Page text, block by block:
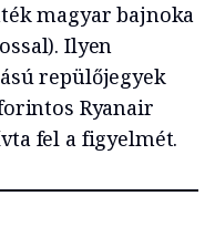
magyar bajnoka
Ilyen
repülőjegyek
Ryanair
fel a figyelmét.